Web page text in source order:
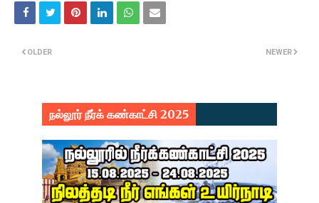
NEWER
OLDER
நல்லூர் நீர்க் கண்காட்சி 2025